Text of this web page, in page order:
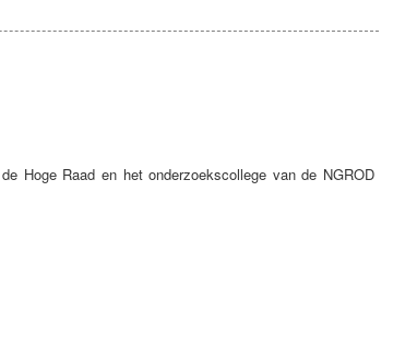
Hoge Raad en het onderzoekscollege van de NGROD